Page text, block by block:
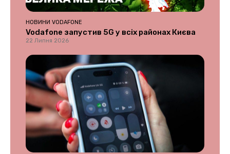
НОВИНИ VODAFONE
Vodafone запустив 5G у всіх районах Києва
22 Липня 2026